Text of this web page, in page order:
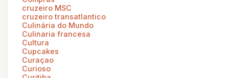
cruzeiro MSC
cruzeiro transatlantico
Culinária do Mundo
Culinaria francesa
Cultura
Cupcakes
Curaçao
Curioso